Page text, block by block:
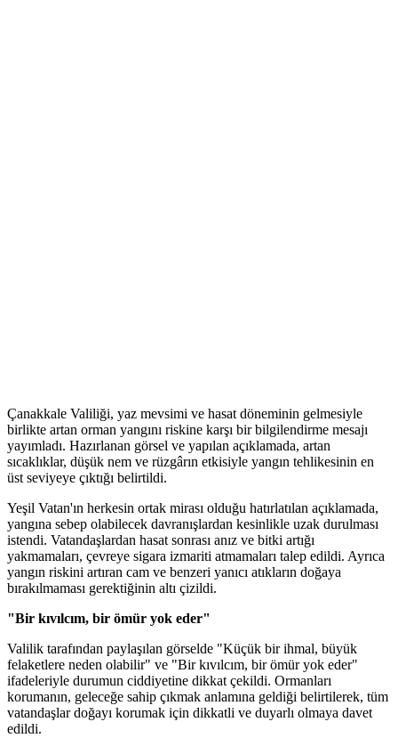
Çanakkale Valiliği, yaz mevsimi ve hasat döneminin gelmesiyle
birlikte artan orman yangını riskine karşı bir bilgilendirme mesajı
yayımladı. Hazırlanan görsel ve yapılan açıklamada, artan
sıcaklıklar, düşük nem ve rüzgârın etkisiyle yangın tehlikesinin en
üst seviyeye çıktığı belirtildi.
Yeşil Vatan'ın herkesin ortak mirası olduğu hatırlatılan açıklamada,
yangına sebep olabilecek davranışlardan kesinlikle uzak durulması
istendi. Vatandaşlardan hasat sonrası anız ve bitki artığı
yakmamaları, çevreye sigara izmariti atmamaları talep edildi. Ayrıca
yangın riskini artıran cam ve benzeri yanıcı atıkların doğaya
bırakılmaması gerektiğinin altı çizildi.
"Bir kıvılcım, bir ömür yok eder"
Valilik tarafından paylaşılan görselde "Küçük bir ihmal, büyük
felaketlere neden olabilir" ve "Bir kıvılcım, bir ömür yok eder"
ifadeleriyle durumun ciddiyetine dikkat çekildi. Ormanları
korumanın, geleceğe sahip çıkmak anlamına geldiği belirtilerek, tüm
vatandaşlar doğayı korumak için dikkatli ve duyarlı olmaya davet
edildi.